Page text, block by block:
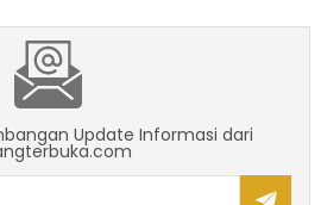
Update Informasi dari